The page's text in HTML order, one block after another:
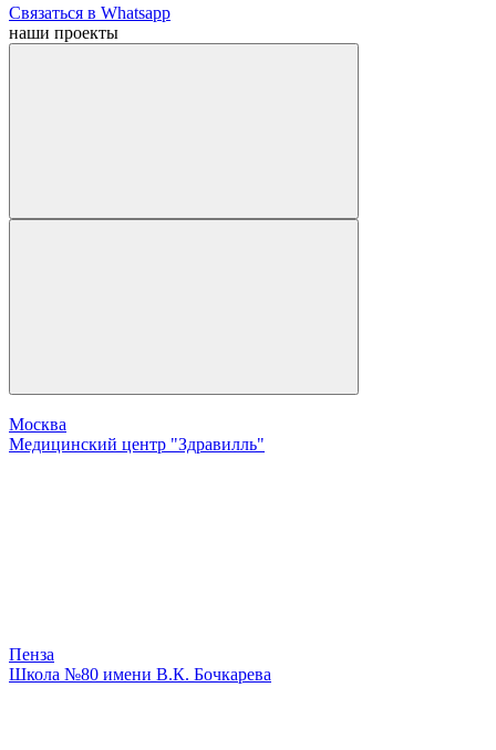
Связаться в Whatsapp
наши проекты
Москва
Медицинский центр "Здравилль"
Пенза
Школа №80 имени В.К. Бочкарева